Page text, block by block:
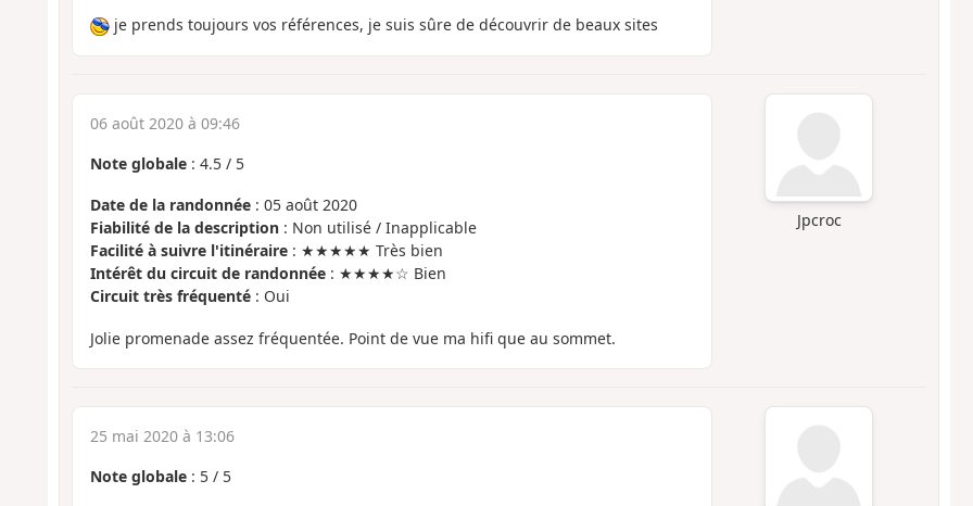
je prends toujours vos références, je suis sûre de découvrir de beaux sites
Jpcroc
06 août 2020 à 09:46
Note globale: 4.5/ 5
Date de la randonnée: 05 août 2020
Fiabilité de la description: Non utilisé / Inapplicable
Facilité à suivre l'itinéraire: ★★★★★ Très bien
Intérêt du circuit de randonnée: ★★★★☆ Bien
Circuit très fréquenté: Oui
Jolie promenade assez fréquentée. Point de vue ma hifi que au sommet.
25 mai 2020 à 13:06
Note globale: 5/ 5